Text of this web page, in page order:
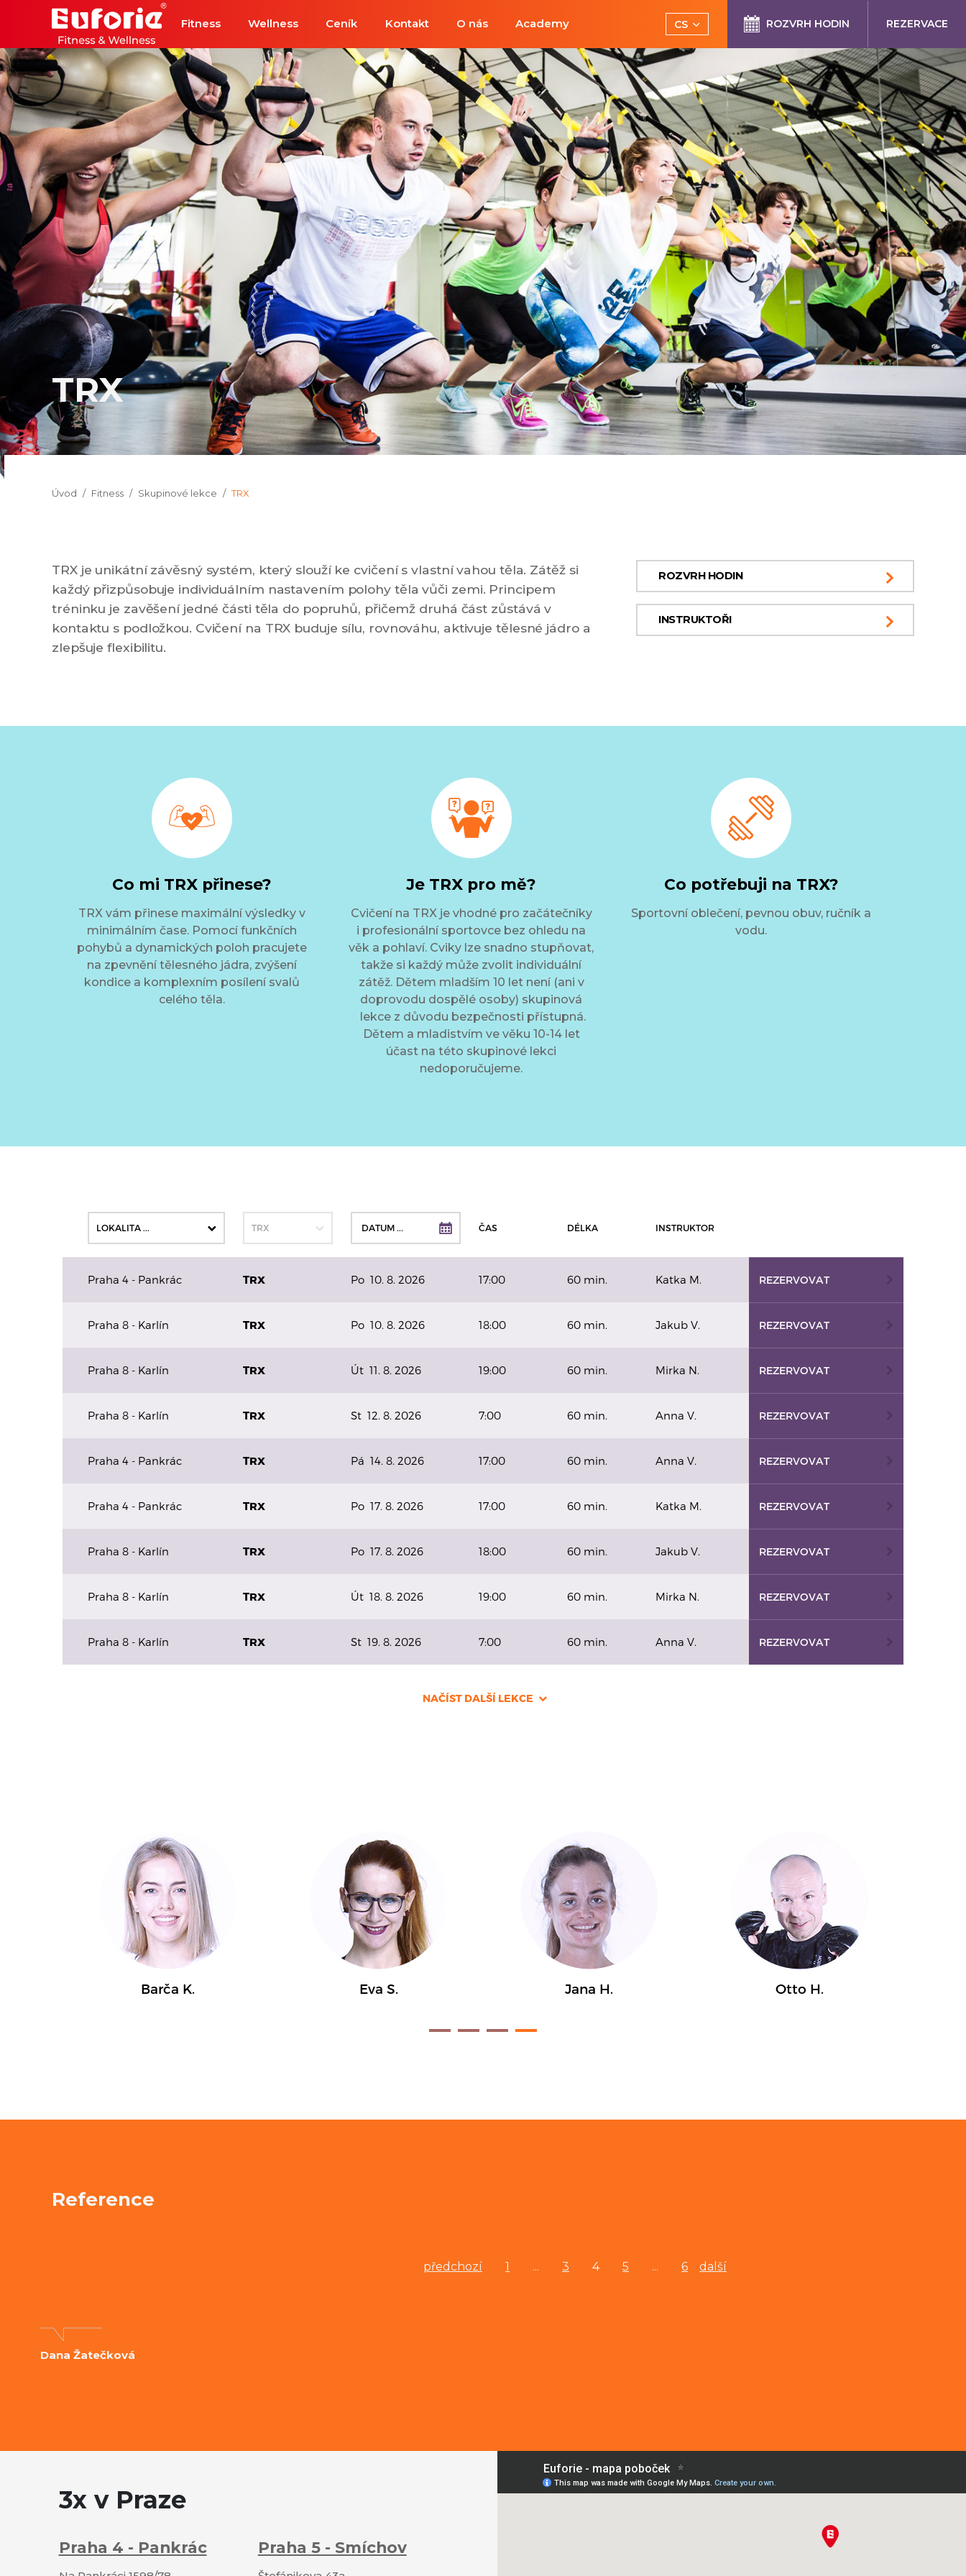
Přeskočit na hlavní obsah
Fitness
Wellness Ceník Kontakt O nás Academy
CS
EN
ROZVRH HODIN REZERVACE
TRX
Jsi tady:
Úvod Fitness Skupinové lekce TRX
TRX je unikátní závěsný systém, který slouží ke cvičení s vlastní vahou těla. Zátěž si
každý přizpůsobuje individuálním nastavením polohy těla vůči zemi. Principem
tréninku je zavěšení jedné části těla do popruhů, přičemž druhá část zůstává v
kontaktu s podložkou. Cvičení na TRX buduje sílu, rovnováhu, aktivuje tělesné jádro a
zlepšuje flexibilitu.
ROZVRH HODIN
INSTRUKTOŘI
Co mi TRX přinese?
TRX vám přinese maximální výsledky v
minimálním čase. Pomocí funkčních
pohybů a dynamických poloh pracujete
na zpevnění tělesného jádra, zvýšení
kondice a komplexním posílení svalů
celého těla.
Je TRX pro mě?
Cvičení na TRX je vhodné pro začátečníky
i profesionální sportovce bez ohledu na
věk a pohlaví. Cviky lze snadno stupňovat,
takže si každý může zvolit individuální
zátěž. Dětem mladším 10 let není (ani v
doprovodu dospělé osoby) skupinová
lekce z důvodu bezpečnosti přístupná.
Dětem a mladistvím ve věku 10-14 let
účast na této skupinové lekci
nedoporučujeme.
Co potřebuji na TRX?
Sportovní oblečení, pevnou obuv, ručník a
vodu.
Reference
předchozí 1 ... 3 4 5 ... 6 další
Dana Žatečková
3x v Praze
Praha 4 - Pankrác Praha 5 - Smíchov